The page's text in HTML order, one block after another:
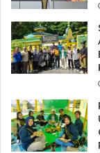
“Tema
penting
perguruan
UMRAH
tinggi yang tidak
juga berdampak
sektor